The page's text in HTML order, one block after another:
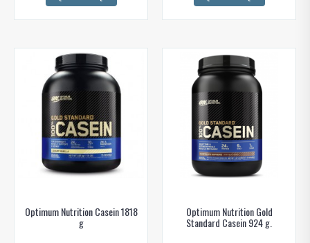
Optimum Nutrition Casein 1818
g
Optimum Nutrition Gold
Standard Casein 924 g.
Gauti pasiūlymus ir nuolaidas
Sužinoti, kaip mes apsaugome ir tvarkome Jūsų duomenis galite
perskaitę mūsų privatumo politikos sąlygas.
PRENUMERUOTI